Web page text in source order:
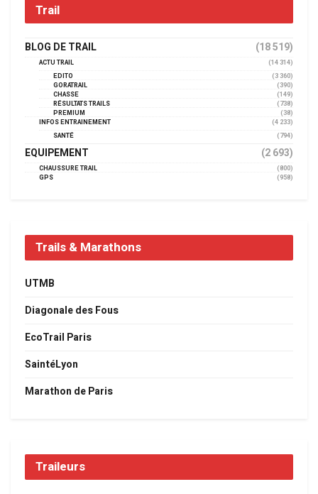
Trail
BLOG DE TRAIL (18 519)
ACTU TRAIL
(14 314)
EDITO
(3 360)
GORATRAIL
(390)
CHASSE
(149)
RÉSULTATS TRAILS
(738)
PREMIUM
(38)
INFOS ENTRAINEMENT
(4 233)
SANTÉ
(794)
EQUIPEMENT (2 693)
CHAUSSURE TRAIL
(800)
GPS
(958)
Trails & Marathons
UTMB
Diagonale des Fous
EcoTrail Paris
SaintéLyon
Marathon de Paris
Traileurs